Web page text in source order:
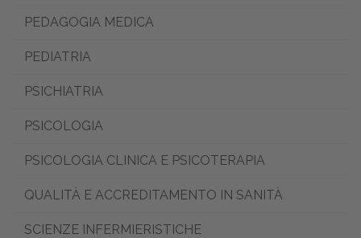
PEDAGOGIA MEDICA
PEDIATRIA
PSICHIATRIA
PSICOLOGIA
PSICOLOGIA CLINICA E PSICOTERAPIA
QUALITÀ E ACCREDITAMENTO IN SANITÀ
SCIENZE INFERMIERISTICHE